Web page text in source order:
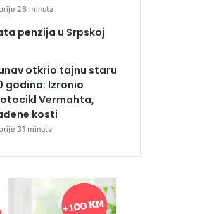
26 minuta
penzija u Srpskoj
otkrio tajnu staru
godina: Izronio
Vermahta,
kosti
31 minuta